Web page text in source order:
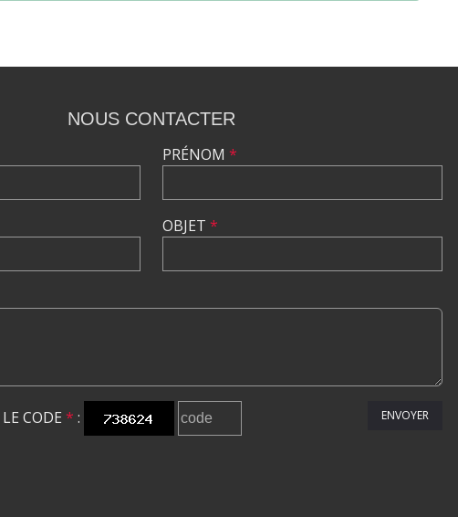
NOUS CONTACTER
PRÉNOM *
OBJET *
CODE * : ENVOYER